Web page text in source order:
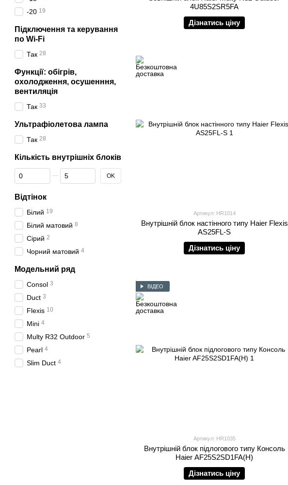
4U85S2SR5FA
Дізнатись ціну
Артикул: HR1014
Внутрішній блок настінного типу Haier Flexis
AS25FL-S
Дізнатись ціну
ВІДЕО
Артикул: HR1035
Внутрішній блок підлогового типу Консоль
Haier AF25S2SD1FA(H)
Дізнатись ціну
-20 19
Підключення та керування
по Wi-Fi
Так 28
Функції: обігрів,
охолодження, осушенння,
вентиляція
Так 33
Ультрафіолетова лампа
Так 28
Кількість внутрішніх блоків
Від Кількість внутрішніх блоків
До Кількість внутрішніх блоків OK
Відтінок
Білий 19
Білий матовий 8
Сірий 2
Чорний матовий 4
Модельний ряд
Consol 3
Duct 3
Flexis 10
Mini 4
Multy R32 Outdoor 5
Pearl 4
Slim Duct 4